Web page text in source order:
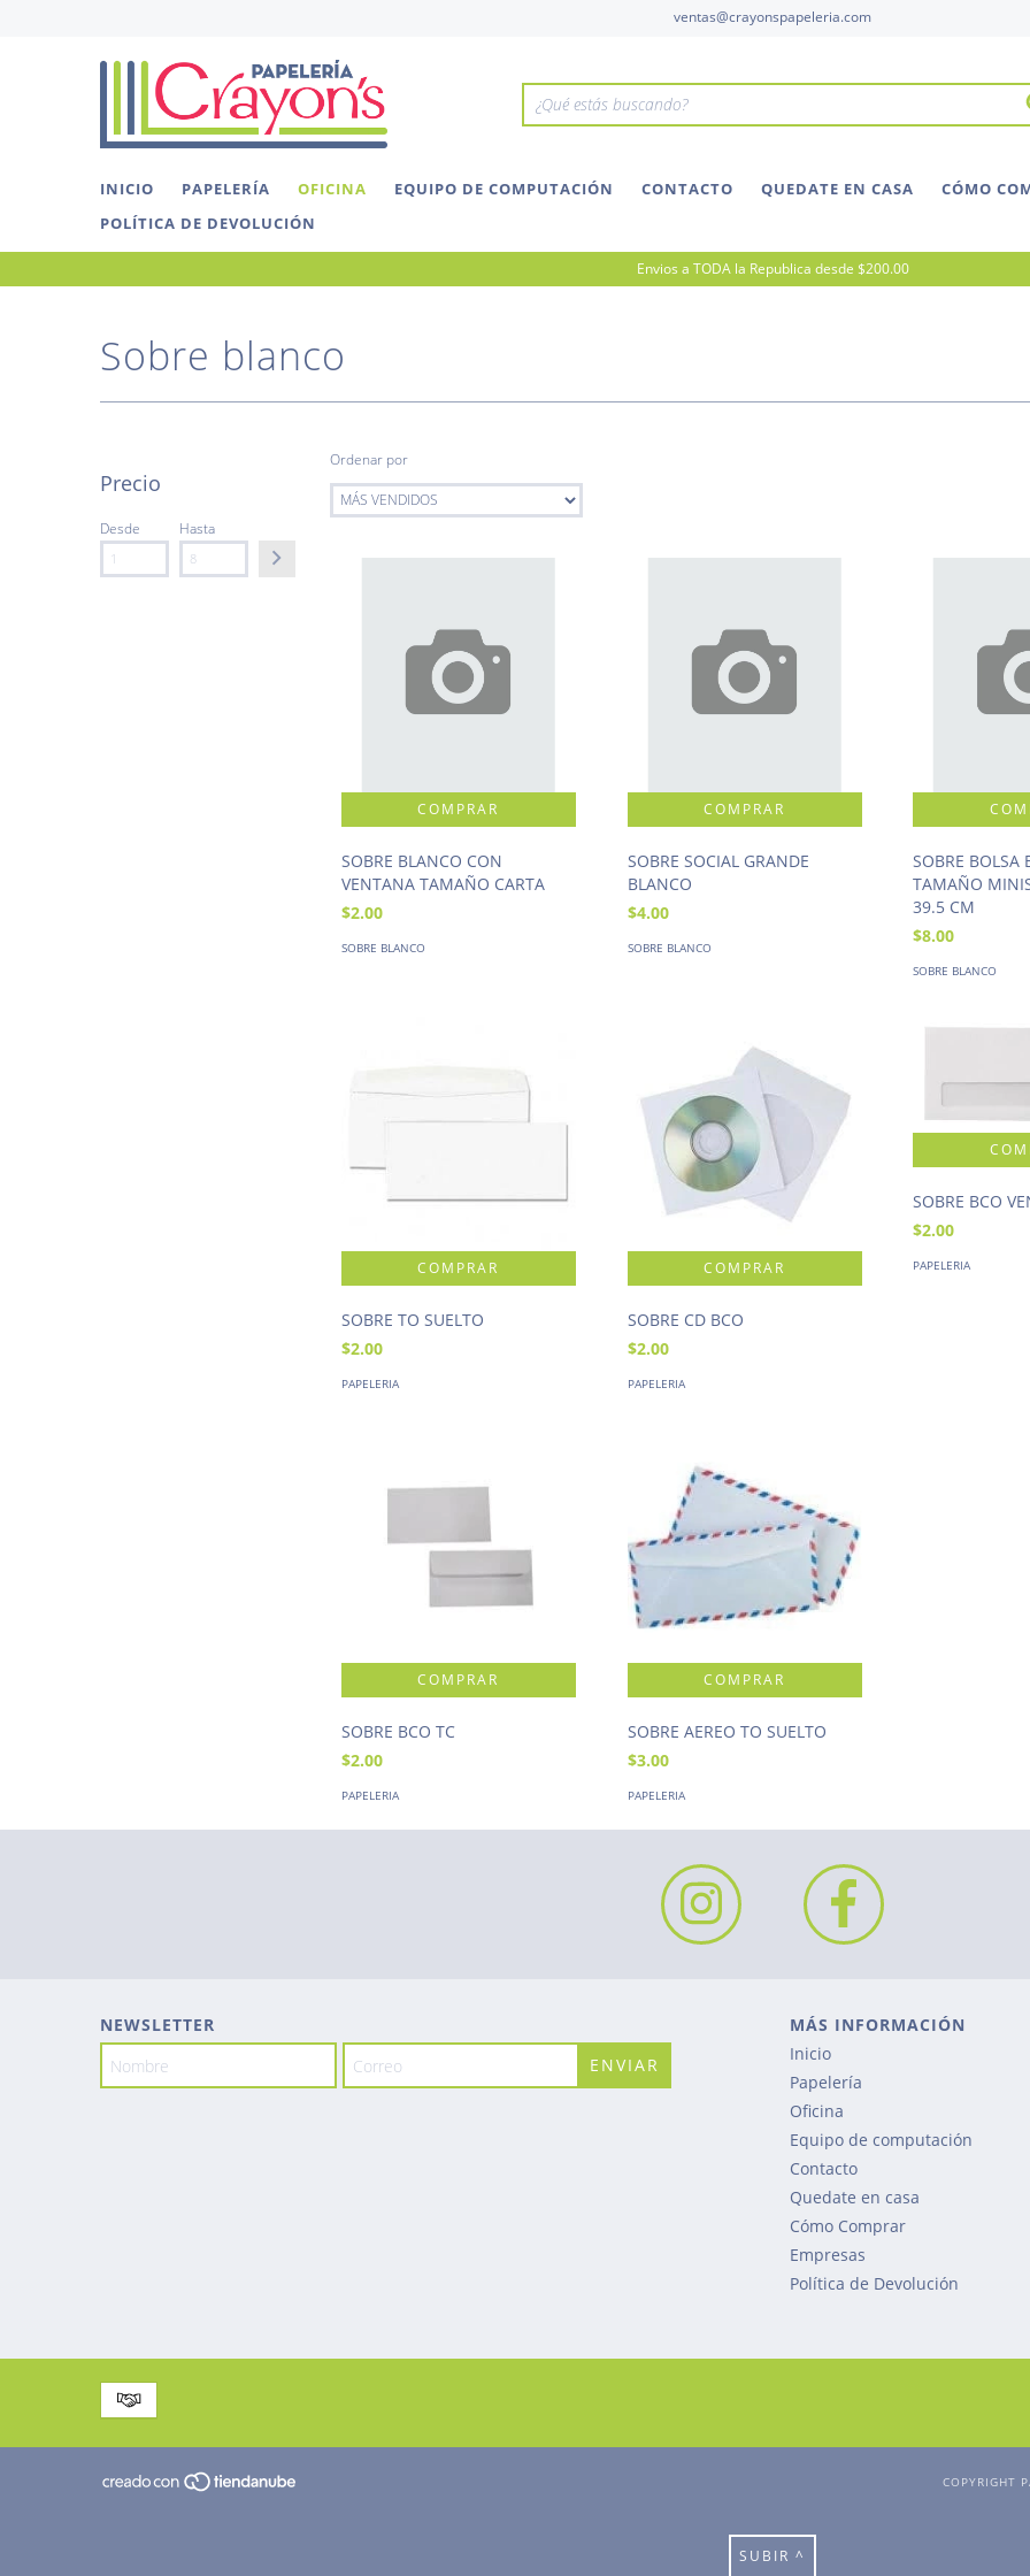
ventas@crayonspapeleria.com
INICIO PAPELERÍA OFICINA EQUIPO DE COMPUTACIÓN CONTACTO QUEDATE EN CASA CÓMO
POLÍTICA DE DEVOLUCIÓN
Envios a TODA la Republica desde $200.00
Sobre blanco
Precio
Desde Hasta
Ordenar por
SOBRE BLANCO CON
VENTANA TAMAÑO CARTA
$2.00
SOBRE BLANCO
SOBRE SOCIAL GRANDE
BLANCO
$4.00
SOBRE BLANCO
SOBRE BOLSA
TAMAÑO
39.5 CM
$8.00
SOBRE BLANCO
SOBRE TO SUELTO
$2.00
PAPELERIA
SOBRE CD BCO
$2.00
PAPELERIA
SOBRE BCO
$2.00
PAPELERIA
SOBRE BCO TC
$2.00
PAPELERIA
SOBRE AEREO TO SUELTO
$3.00
PAPELERIA
NEWSLETTER
MÁS INFORMACIÓN
Inicio
Papelería
Oficina
Equipo de computación
Contacto
Quedate en casa
Cómo Comprar
Empresas
Política de Devolución
COPYRIGHT
SUBIR ^